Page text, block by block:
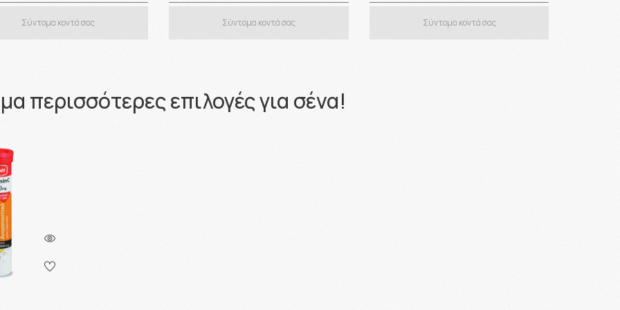
Σύντομα κοντά σας Σύντομα κοντά σας Σύντομα κοντά σας
περισσότερες επιλογές για σένα!